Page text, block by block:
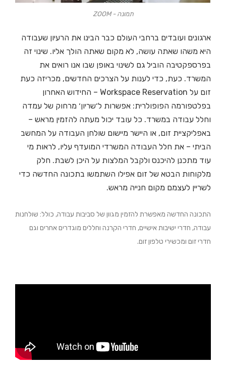
תמונה - ZOOM
ארגונים ועובדים ברחבי העולם כבר הבינו את הרעיון שעבודה
היא משהו שאתה עושה, לא מקום שאתה הולך אליו. שינוי זה
בפרספקטיבה הוביל גם לשינוי באופן שבו אנו רואים את
המשרד. כעת, כדי לענות על הצרכים החדשים, מכריזה כעת
זום על Workspace Reservation – החידוש האחרון
בפלטפורמה הפופולרית: אפשרות ל׳שריון׳ מרחוק של עמדה
וחלל עבודה במשרד. כל עובד יכול מעתה להזמין מראש –
באפליקציית זום, או היישר מיישום שולחן העבודה על המחשב
הביתי – את חלל העבודה המשרדי המועדף עליו, לראות מי
עוד מתכנן להיכנס ולקבל המלצות על היכן לשבת. חלק
מלקוחות הבטא של זום אפילו השתמשו בתכונה החדשה כדי
לשריין לעצמם מקום חנייה מראש.
התכונה החדשה מאפשרת להזמין מגוון של סביבות עבודה, כולל: שולחנות
עבודה, חדרי ישיבות אישיים, חדרי הקרנה וחללים מוגדרים אחרים וגם
חדרי זום ומכשירי טלפון זום.